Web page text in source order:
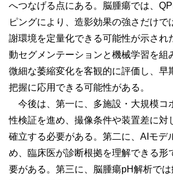
へつなげる点にある。脳腫瘍では、
ピングにより、造影効果の強さだけで
謝環境を定量化できる可能性が示され
動セグメンテーションと機械学習を組
微細な萎縮変化を客観的に評価し、早
把握に応用できる可能性がある。
今後は、第一に、多施設・大規模コ
性検証を進め、撮像条件や装置差に対
確立する必要がある。第二に、AIモデ
め、臨床医が診断根拠を理解できる形
要がある。第三に、脳腫瘍pH解析で